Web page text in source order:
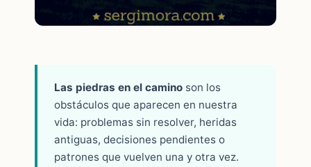
Las piedras en el camino son los
obstáculos que aparecen en nuestra
vida: problemas sin resolver, heridas
antiguas, decisiones pendientes o
patrones que vuelven una y otra vez.